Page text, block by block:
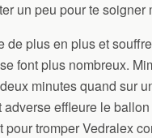
un peu pour te soigner
de plus en plus et
font plus nombreux.
minutes quand sur
adverse effleure le
pour tromper Vedralex